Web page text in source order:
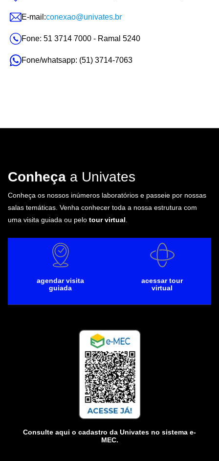
E-mail:conexao@univates.br
Fone: 51 3714 7000 - Ramal 5240
Fone/whatsapp: (51) 3714-7063
Conheça a Univates
Conheça os nossos inúmeros laboratórios e passeie por nossas
salas temáticas. Venha conhecer toda a nossa estrutura com
uma visita guiada ou pelo tour virtual
agendar visita
guiada
acessar tour
virtual
Consulte aqui o cadastro da Univates no sistema e-
MEC.